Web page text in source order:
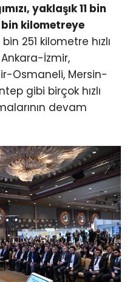
yaklaşık 11 bin
bin kilometreye
251 kilometre hızlı
İzmir,
Osmaneli, Mersin-
gibi birçok hızlı
devam